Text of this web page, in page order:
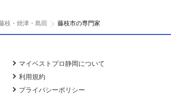
枝・焼津・島田 藤枝市の専門家
マイベストプロ静岡について
利用規約
プライバシーポリシー